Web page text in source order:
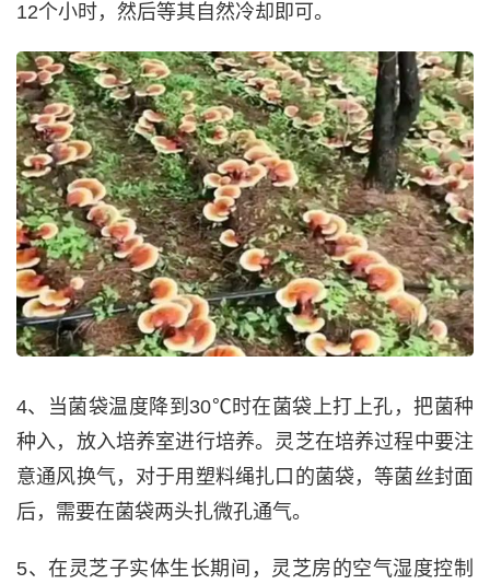
12个小时，然后等其自然冷却即可。
4、当菌袋温度降到30℃时在菌袋上打上孔，把菌种
种入，放入培养室进行培养。灵芝在培养过程中要注
意通风换气，对于用塑料绳扎口的菌袋，等菌丝封面
后，需要在菌袋两头扎微孔通气。
5、在灵芝子实体生长期间，灵芝房的空气湿度控制